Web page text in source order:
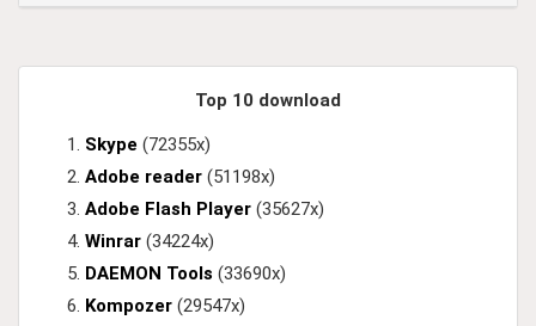
Top 10 download
Skype (72355x)
Adobe reader (51198x)
Adobe Flash Player (35627x)
Winrar (34224x)
DAEMON Tools (33690x)
Kompozer (29547x)